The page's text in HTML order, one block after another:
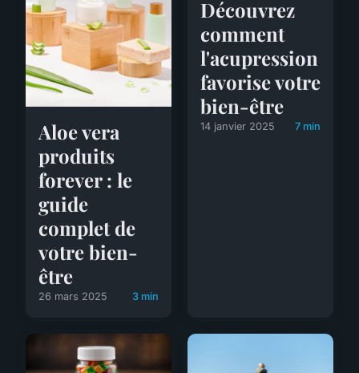
Aloe vera
produits
forever : le
guide
complet de
votre bien-
être
26 mars 2025 3 min
Découvrez
comment
l'acupression
favorise votre
bien-être
14 janvier 2025 7 min